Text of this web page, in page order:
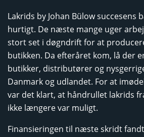
Lakrids by Johan Bülow succesens
hurtigt. De næste mange uger
stort set i døgndrift for at
butikken. Da efteråret kom, lå der
butikker, distributører og
Danmark og udlandet. For at
var det klart, at håndrullet lakrids
ikke længere var muligt.
Finansieringen til næste skridt